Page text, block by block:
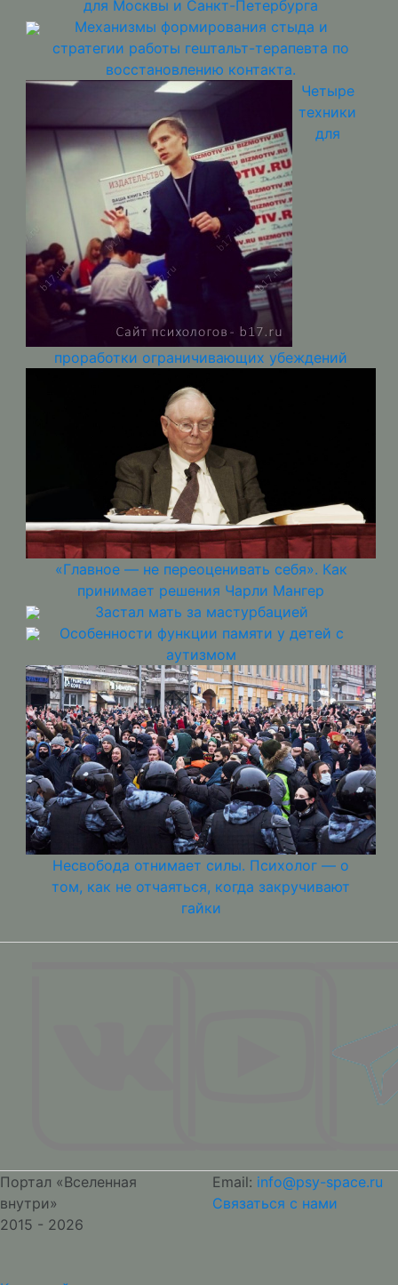
для Москвы и Санкт-Петербурга
Механизмы формирования стыда и
стратегии работы гештальт-терапевта по
восстановлению контакта.
Четыре
техники
для
проработки ограничивающих убеждений
«Главное — не переоценивать себя». Как
принимает решения Чарли Мангер
Застал мать за мастурбацией
Особенности функции памяти у детей с
аутизмом
Несвобода отнимает силы. Психолог — о
том, как не отчаяться, когда закручивают
гайки
Портал «Вселенная
внутри»
2015 - 2026
Email: info@psy-space.ru
Связаться с нами